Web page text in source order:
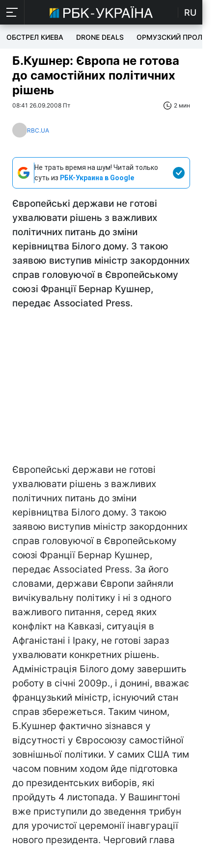
RU
ОБСТРЕЛ КИЕВА DRONE DEALS ОРМУЗСКИЙ ПРОЛИВ
Б.Кушнер: Європа не готова
до самостійних політичних
рішень
08:41 26.09.2008 Пт 2 мин
RBC.UA
Не трать время на шум! Читай только
суть из РБК-Украина в Google
Європейські держави не готові
ухвалювати рішень з важливих
політичних питань до зміни
керівництва Білого дому. З такою
заявою виступив міністр закордонних
справ головуючої в Європейському
союзі Франції Бернар Кушнер,
передає Associated Press.
Європейські держави не готові
ухвалювати рішень з важливих
політичних питань до зміни
керівництва Білого дому. З такою
заявою виступив міністр закордонних
справ головуючої в Європейському
союзі Франції Бернар Кушнер,
передає Associated Press. За його
словами, держави Європи зайняли
вичікувальну політику і ні з одного
важливого питання, серед яких
конфлікт на Кавказі, ситуація в
Афганістані і Іраку, не готові зараз
ухвалювати конкретних рішень.
Адміністрація Білого дому завершить
роботу в січні 2009р., і донині, вважає
французький міністр, існуючий стан
справ збережеться. Таким чином,
Б.Кушнер фактично зізнався у
відсутності у Євросоюзу самостійної
зовнішньої політики. У самих США тим
часом повним ходом йде підготовка
до президентських виборів, які
пройдуть 4 листопада. У Вашингтоні
вже приступили до зведення трибун
для урочистої церемонії інавгурації
нового президента. Черговий глава